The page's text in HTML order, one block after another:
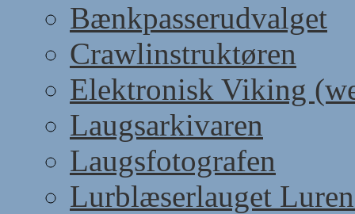
Bænkpasserudvalget
Crawlinstruktøren
Elektronisk Viking
Laugsarkivaren
Laugsfotografen
Lurblæserlauget